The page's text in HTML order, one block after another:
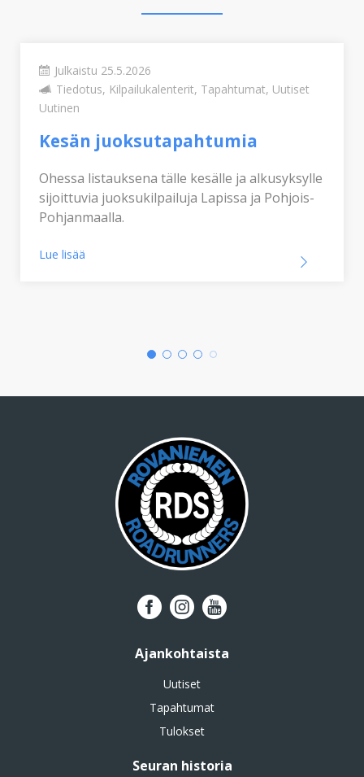
Julkaistu 25.5.2026
Tiedotus, Kilpailukalenterit, Tapahtumat, Uutiset
Uutinen
Kesän juoksutapahtumia
Ohessa listauksena tälle kesälle ja alkusyksylle
sijoittuvia juoksukilpailuja Lapissa ja Pohjois-
Pohjanmaalla.
Lue lisää
Ajankohtaista
Uutiset
Tapahtumat
Tulokset
Seuran historia